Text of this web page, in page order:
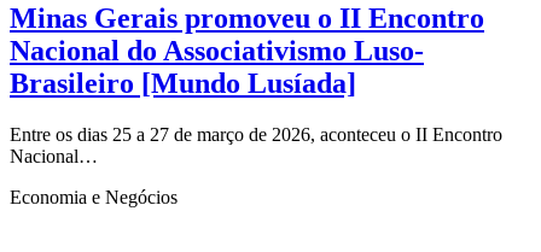
Minas Gerais promoveu o II Encontro
Nacional do Associativismo Luso-
Brasileiro [Mundo Lusíada]
Entre os dias 25 a 27 de março de 2026, aconteceu o II Encontro
Nacional…
Economia e Negócios